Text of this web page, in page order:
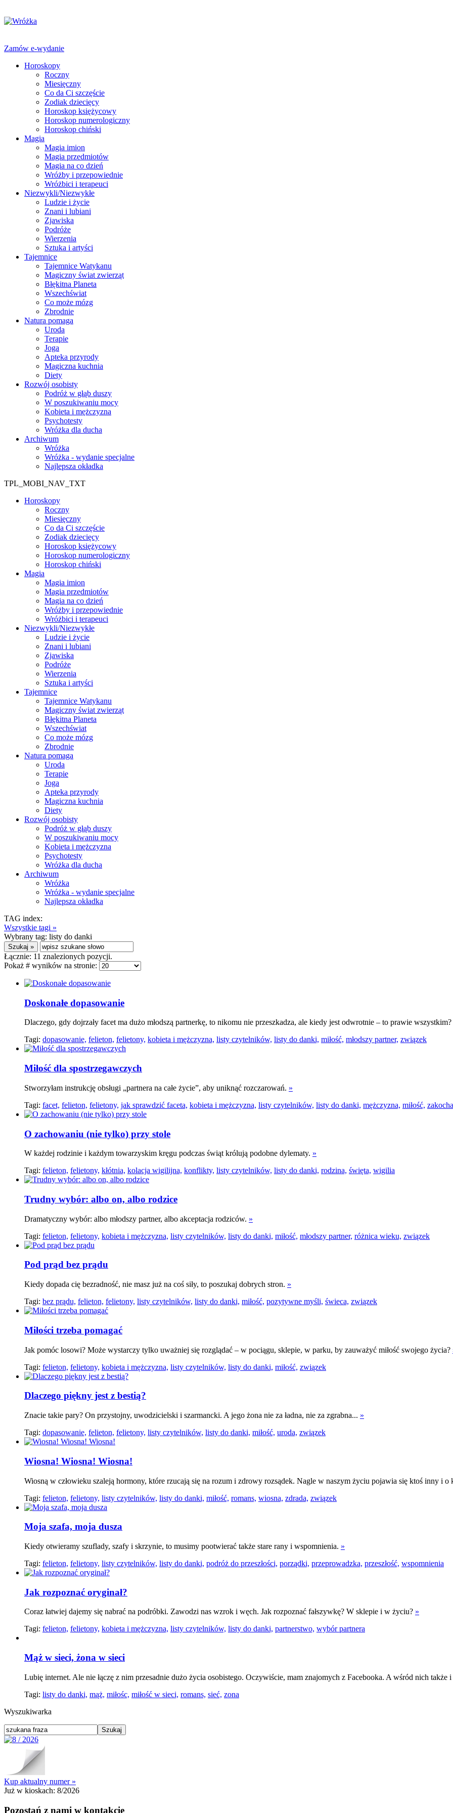
Zamów e-wydanie
Horoskopy
Roczny
Miesięczny
Co da Ci szczęście
Zodiak dziecięcy
Horoskop księżycowy
Horoskop numerologiczny
Horoskop chiński
Magia
Magia imion
Magia przedmiotów
Magia na co dzień
Wróżby i przepowiednie
Wróżbici i terapeuci
Niezwykli/Niezwykłe
Ludzie i życie
Znani i lubiani
Zjawiska
Podróże
Wierzenia
Sztuka i artyści
Tajemnice
Tajemnice Watykanu
Magiczny świat zwierząt
Błękitna Planeta
Wszechświat
Co może mózg
Zbrodnie
Natura pomaga
Uroda
Terapie
Joga
Apteka przyrody
Magiczna kuchnia
Diety
Rozwój osobisty
Podróż w głąb duszy
W poszukiwaniu mocy
Kobieta i mężczyzna
Psychotesty
Wróżka dla ducha
Archiwum
Wróżka
Wróżka - wydanie specjalne
Najlepsza okładka
TPL_MOBI_NAV_TXT
Horoskopy
Roczny
Miesięczny
Co da Ci szczęście
Zodiak dziecięcy
Horoskop księżycowy
Horoskop numerologiczny
Horoskop chiński
Magia
Magia imion
Magia przedmiotów
Magia na co dzień
Wróżby i przepowiednie
Wróżbici i terapeuci
Niezwykli/Niezwykłe
Ludzie i życie
Znani i lubiani
Zjawiska
Podróże
Wierzenia
Sztuka i artyści
Tajemnice
Tajemnice Watykanu
Magiczny świat zwierząt
Błękitna Planeta
Wszechświat
Co może mózg
Zbrodnie
Natura pomaga
Uroda
Terapie
Joga
Apteka przyrody
Magiczna kuchnia
Diety
Rozwój osobisty
Podróż w głąb duszy
W poszukiwaniu mocy
Kobieta i mężczyzna
Psychotesty
Wróżka dla ducha
Archiwum
Wróżka
Wróżka - wydanie specjalne
Najlepsza okładka
TAG index:
Wszystkie tagi »
Wybrany tag: listy do danki
Łącznie: 11 znalezionych pozycji.
Pokaż # wyników na stronie:
Doskonałe dopasowanie
Dlaczego, gdy dojrzały facet ma dużo młodszą partnerkę, to nikomu nie przeszkadza, ale kiedy jest odwrotnie – to prawie wszystkim?
Tagi: dopasowanie, felieton, felietony, kobieta i mężczyzna, listy czytelników, listy do danki, miłość, młodszy partner, związek
Miłość dla spostrzegawczych
Stworzyłam instrukcję obsługi „partnera na całe życie”, aby uniknąć rozczarowań. »
Tagi: facet, felieton, felietony, jak sprawdzić faceta, kobieta i mężczyzna, listy czytelników, listy do danki, mężczyzna, miłość,
O zachowaniu (nie tylko) przy stole
W każdej rodzinie i każdym towarzyskim kręgu podczas świąt królują podobne dylematy. »
Tagi: felieton, felietony, kłótnia, kolacja wigilijna, konflikty, listy czytelników, listy do danki, rodzina, święta, wigilia
Trudny wybór: albo on, albo rodzice
Dramatyczny wybór: albo młodszy partner, albo akceptacja rodziców. »
Tagi: felieton, felietony, kobieta i mężczyzna, listy czytelników, listy do danki, miłość, młodszy partner, różnica wieku, związek
Pod prąd bez prądu
Kiedy dopada cię bezradność, nie masz już na coś siły, to poszukaj dobrych stron. »
Tagi: bez prądu, felieton, felietony, listy czytelników, listy do danki, miłość, pozytywne myśli, świeca, związek
Miłości trzeba pomagać
Jak pomóc losowi? Może wystarczy tylko uważniej się rozglądać – w pociągu, sklepie, w parku, by zauważyć miłość swojego życia?
Tagi: felieton, felietony, kobieta i mężczyzna, listy czytelników, listy do danki, miłość, związek
Dlaczego piękny jest z bestią?
Znacie takie pary? On przystojny, uwodzicielski i szarmancki. A jego żona nie za ładna, nie za zgrabna... »
Tagi: dopasowanie, felieton, felietony, listy czytelników, listy do danki, miłość, uroda, związek
Wiosna! Wiosna! Wiosna!
Wiosną w człowieku szaleją hormony, które rzucają się na rozum i zdrowy rozsądek. Nagle w naszym życiu pojawia się ktoś inny i o
Tagi: felieton, felietony, listy czytelników, listy do danki, miłość, romans, wiosna, zdrada, związek
Moja szafa, moja dusza
Kiedy otwieramy szuflady, szafy i skrzynie, to musimy pootwierać także stare rany i wspomnienia. »
Tagi: felieton, felietony, listy czytelników, listy do danki, podróż do przeszłości, porządki, przeprowadzka, przeszłość, wspomnienia
Jak rozpoznać oryginał?
Coraz łatwiej dajemy się nabrać na podróbki. Zawodzi nas wzrok i węch. Jak rozpoznać fałszywkę? W sklepie i w życiu? »
Tagi: felieton, felietony, kobieta i mężczyzna, listy czytelników, listy do danki, partnerstwo, wybór partnera
Mąż w sieci, żona w sieci
Lubię internet. Ale nie łączę z nim przesadnie dużo życia osobistego. Oczywiście, mam znajomych z Facebooka. A wśród nich
Tagi: listy do danki, mąż, miłośc, miłość w sieci, romans, sieć, zona
Wyszukiwarka
Kup aktualny numer »
Już w kioskach: 8/2026
Pozostań z nami w kontakcie